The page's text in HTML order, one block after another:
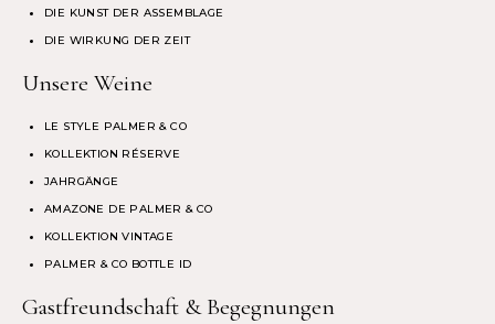
DIE KUNST DER ASSEMBLAGE
DIE WIRKUNG DER ZEIT
Unsere Weine
LE STYLE PALMER & CO
KOLLEKTION RÉSERVE
JAHRGÄNGE
AMAZONE DE PALMER & CO
KOLLEKTION VINTAGE
PALMER & CO BOTTLE ID
Gastfreundschaft & Begegnungen